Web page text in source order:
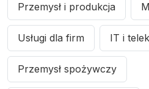
Przemysł i produkcja
Usługi dla firm IT i
Przemysł spożywczy